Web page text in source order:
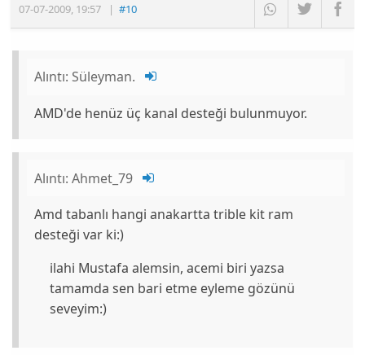
07-07-2009, 19:57 |#10
Alıntı:Süleyman.
AMD'de henüz üç kanal desteği bulunmuyor.
Alıntı:Ahmet_79
Amd tabanlı hangi anakartta trible kit ram
desteği var ki:)
ilahi Mustafa alemsin, acemi biri yazsa
tamamda sen bari etme eyleme gözünü
seveyim:)